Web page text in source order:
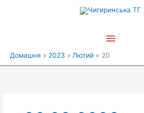
Головне
Домашня 2023 Лютий 20